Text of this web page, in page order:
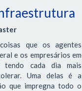
que os agentes
e os empresários em
tendo cada dia mais
Uma delas é a
que impregna todo o